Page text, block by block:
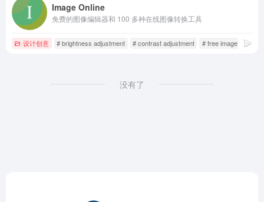
Image Online
免费的图像编辑器和 100 多种在线图像转换工具
设计创意 # brightness adjustment # contrast adjustment # free image editor
没有了